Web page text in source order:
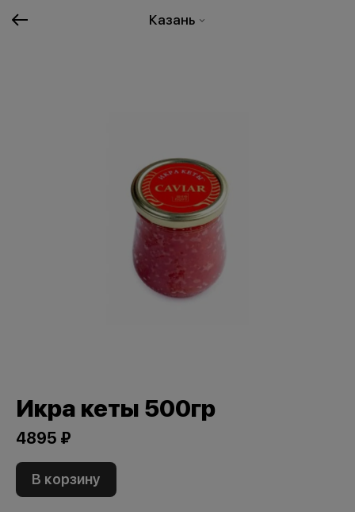
Казань
Икра кеты 500гр
4895 ₽
В корзину